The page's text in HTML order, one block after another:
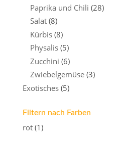
Paprika und Chili (28)
Salat (8)
Kürbis (8)
Physalis (5)
Zucchini (6)
Zwiebelgemüse (3)
Exotisches (5)
Filtern nach Farben
rot (1)